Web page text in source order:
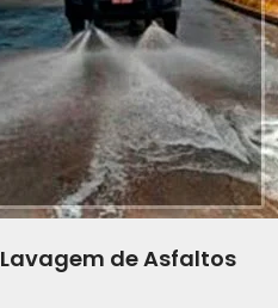
Lavagem de Asfaltos